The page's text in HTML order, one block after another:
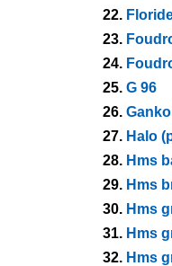
22.
23.
24.
25. G 96
26. Ganko
27. Halo
28. Hms
29. Hms
30. Hms
31. Hms
32. Hms